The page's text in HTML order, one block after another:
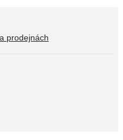
prodejnách